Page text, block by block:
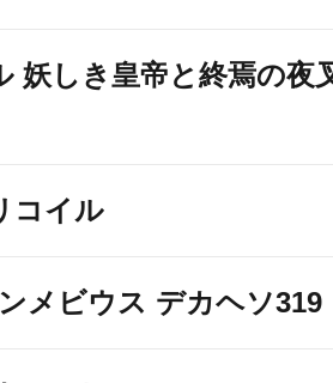
妖しき皇帝と終焉の夜
コイル
メビウス デカヘソ319